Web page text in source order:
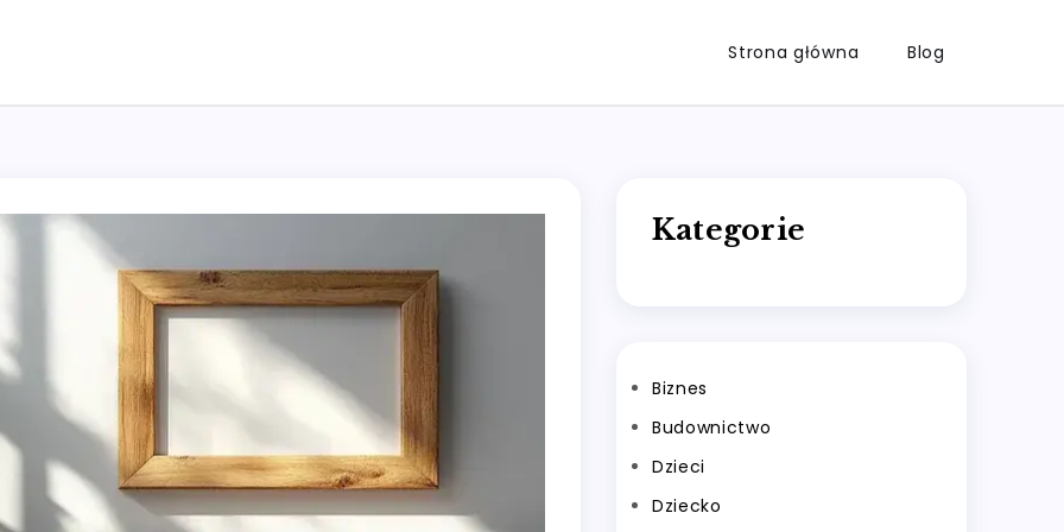
Strona główna Blog
Kategorie
Biznes
Budownictwo
Dzieci
Dziecko